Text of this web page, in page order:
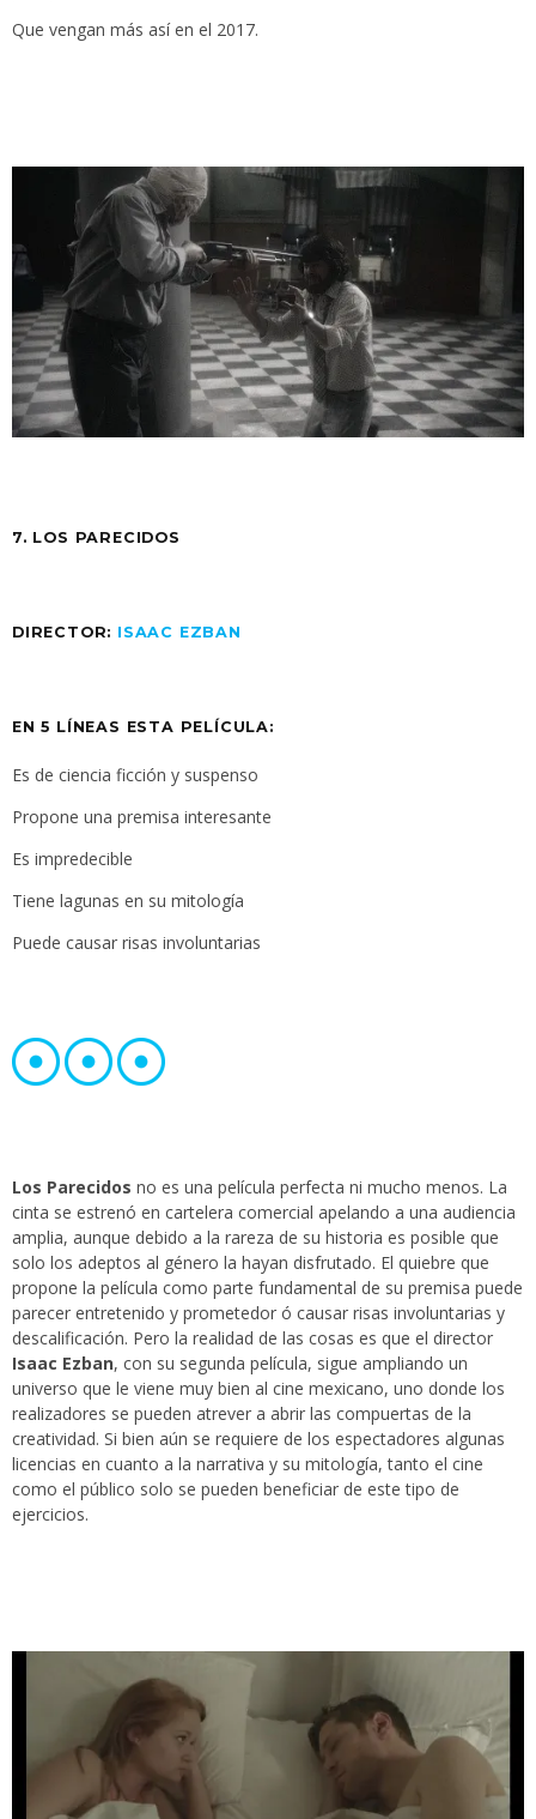
Que vengan más así en el 2017.
7. LOS PARECIDOS
DIRECTOR: ISAAC EZBAN
EN 5 LÍNEAS ESTA PELÍCULA:
Es de ciencia ficción y suspenso
Propone una premisa interesante
Es impredecible
Tiene lagunas en su mitología
Puede causar risas involuntarias
Los Parecidos no es una película perfecta ni mucho menos. La
cinta se estrenó en cartelera comercial apelando a una audiencia
amplia, aunque debido a la rareza de su historia es posible que
solo los adeptos al género la hayan disfrutado. El quiebre que
propone la película como parte fundamental de su premisa puede
parecer entretenido y prometedor ó causar risas involuntarias y
descalificación. Pero la realidad de las cosas es que el director
Isaac Ezban, con su segunda película, sigue ampliando un
universo que le viene muy bien al cine mexicano, uno donde los
realizadores se pueden atrever a abrir las compuertas de la
creatividad. Si bien aún se requiere de los espectadores algunas
licencias en cuanto a la narrativa y su mitología, tanto el cine
como el público solo se pueden beneficiar de este tipo de
ejercicios.